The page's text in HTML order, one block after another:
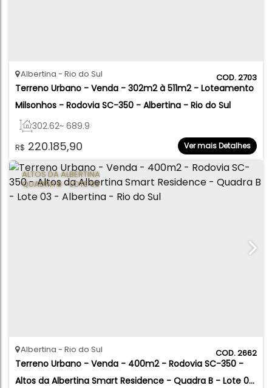
2703
Terreno Urbano - Venda - 302m2 à 511m2 - Loteamento
Milsonhos - Rodovia SC-350 - Albertina - Rio do Sul
R$ 220.185,90
Albertina Rio do Sul
302.62~ 689.98
Ver mais Detalhes
ALTOS DA ALBERTINA
QUADRA B - LOTE 03
2662
Terreno Urbano - Venda - 400m2 - Rodovia SC-350 -
Altos da Albertina Smart Residence - Quadra B - Lote 03
Albertina Rio do Sul